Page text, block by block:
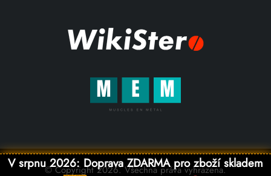
V srpnu 2026: Doprava ZDARMA pro zboží skladem
© Copyright 2026. Všechna práva vyhrazena.